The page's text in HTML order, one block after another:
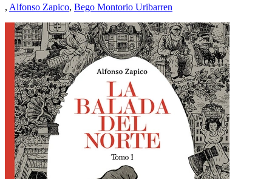
, Alfonso Zapico, Bego Montorio Uribarren